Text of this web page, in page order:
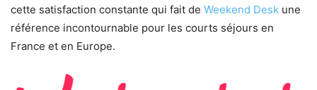
cette satisfaction constante qui fait de Weekend Desk une
référence incontournable pour les courts séjours en
France et en Europe.